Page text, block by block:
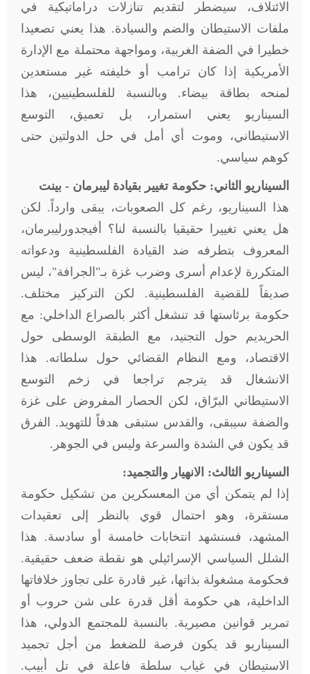
الائتلاف، سيضطر لتقديم تنازلات دراماتيكية في
ملفات الاستيطان والضم والسيادة. هذا يعني تصعيدا
خطيرا في الضفة الغربية، ومواجهة محتملة مع الإدارة
الأمريكية إذا كان ترامب أو خليفته غير مستعدين
لمنحه بطاقة بيضاء. وبالنسبة للفلسطينيين، هذا
السيناريو يعني استمرار، بل تعميق، التوسع
الاستيطاني، وموت أي أمل في حل الدولتين حتى
كوهم سياسي.
السيناريو الثاني: حكومة تغيير بقيادة ليبرمان - بينت
هذا السيناريو، رغم كل الصعوبات، يبقى وارداً. لكن
هل يعني تغييرا حقيقيا بالنسبة لنا؟ أفيجدورليبرمان،
المعروف بتطرفه ضد القيادة الفلسطينية ودعواته
المتكررة لإعدام أسرى وضرب غزة بـ"الجرافة"، ليس
صديقاً للقضية الفلسطينية. لكن التركيز مختلف.
حكومة برئاستها قد تنشغل أكثر بالصراع الداخلي: مع
الحريديم حول التجنيد، مع الطبقة الوسطى حول
الاقتصاد، ومع النظام القضائي حول سلطاته. هذا
الانشغال قد يترجم تراجعا في زخم التوسع
الاستيطاني البرّاق، لكن الحصار المفروض على غزة
والضفة سيبقى، والقدس ستبقى هدفاً للتهويد. الفرق
قد يكون في الشدة والسرعة وليس في الجوهر .
السيناريو الثالث: الانهيار والتجميد:
إذا لم يتمكن أي من المعسكرين من تشكيل حكومة
مستقرة، وهو احتمال قوي بالنظر إلى تعقيدات
المشهد، فسنشهد انتخابات خامسة أو سادسة. هذا
الشلل السياسي الإسرائيلي هو نقطة ضعف حقيقية.
فحكومة مشغولة بذاتها، غير قادرة على تجاوز خلافاتها
الداخلية، هي حكومة أقل قدرة على شن حروب أو
تمرير قوانين مصيرية. بالنسبة للمجتمع الدولي، هذا
السيناريو قد يكون فرصة للضغط من أجل تجميد
الاستيطان في غياب سلطة فاعلة في تل أبيب.